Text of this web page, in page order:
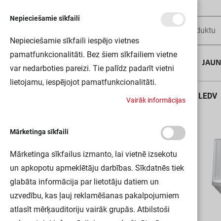
ENDURA CLASSIC CALICE 80CM E27 ST LEDV
Nepieciešamie sīkfaili
Nepieciešamie sīkfaili iespējo vietnes
pamatfunkcionalitāti. Bez šiem sīkfailiem vietne
var nedarboties pareizi. Tie palīdz padarīt vietni
lietojamu, iespējojot pamatfunkcionalitāti.
Vairāk informācijas
Mārketinga sīkfaili
Mārketinga sīkfailus izmanto, lai vietnē izsekotu
un apkopotu apmeklētāju darbības. Sīkdatnēs tiek
glabāta informācija par lietotāju datiem un
uzvedību, kas ļauj reklamēšanas pakalpojumiem
atlasīt mērķauditoriju vairāk grupās. Atbilstoši